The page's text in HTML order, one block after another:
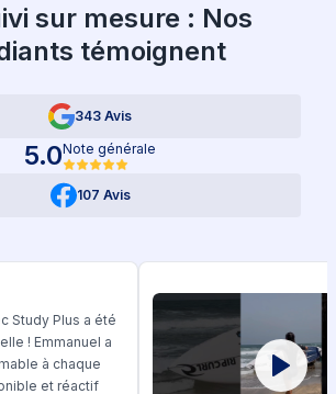
sur mesure : Nos
témoignent
343 Avis
5.0Note générale
107 Avis
Study Plus a été
! Emmanuel a
à chaque
et réactif